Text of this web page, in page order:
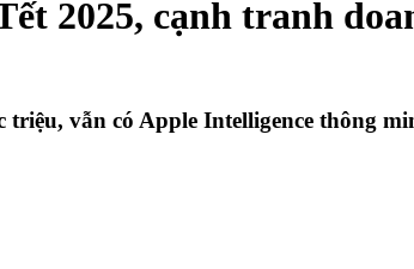
2025, cạnh tranh
vẫn có Apple Intelligence thông